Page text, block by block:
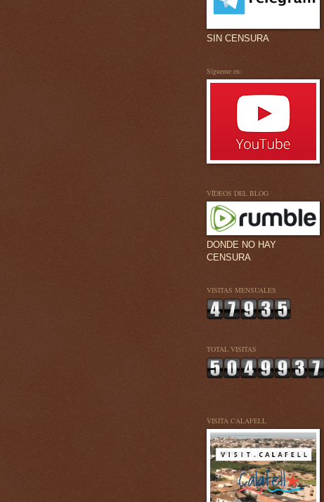
SIN CENSURA
Sígueme en:
VÍDEOS DEL BLOG
DONDE NO HAY
CENSURA
VISITAS MENSUALES
TOTAL VISITAS
VISITA CALAFELL